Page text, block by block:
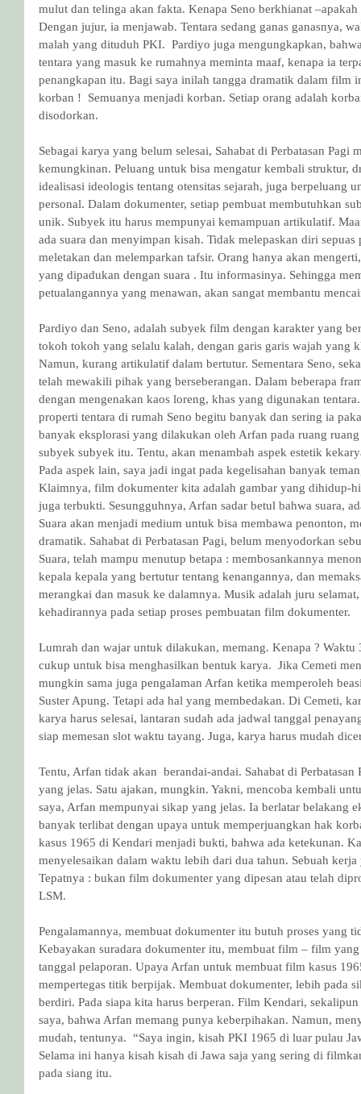
mulut dan telinga akan fakta. Kenapa Seno berkhianat
Dengan jujur, ia menjawab. Tentara sedang ganas ganasnya,
malah yang dituduh PKI.  Pardiyo juga mengungkapkan,
tentara yang masuk ke rumahnya meminta maaf, kenapa ia
penangkapan itu. Bagi saya inilah tangga dramatik dalam film
korban !  Semuanya menjadi korban. Setiap orang adalah
disodorkan.
Sebagai karya yang belum selesai, Sahabat di Perbatasan Pagi
kemungkinan. Peluang untuk bisa mengatur kembali struktur,
idealisasi ideologis tentang otensitas sejarah, juga berpeluang
personal. Dalam dokumenter, setiap pembuat membutuhkan
unik. Subyek itu harus mempunyai kemampuan artikulatif.
ada suara dan menyimpan kisah. Tidak melepaskan diri
meletakan dan melemparkan tafsir. Orang hanya akan
yang dipadukan dengan suara . Itu informasinya. Sehingga
petualangannya yang menawan, akan sangat membantu
Pardiyo dan Seno, adalah subyek film dengan karakter yang
tokoh tokoh yang selalu kalah, dengan garis garis wajah
Namun, kurang artikulatif dalam bertutur. Sementara Seno,
telah mewakili pihak yang berseberangan. Dalam beberapa
dengan mengenakan kaos loreng, khas yang digunakan
properti tentara di rumah Seno begitu banyak dan sering ia
banyak eksplorasi yang dilakukan oleh Arfan pada ruang
subyek subyek itu. Tentu, akan menambah aspek estetik
Pada aspek lain, saya jadi ingat pada kegelisahan banyak
Klaimnya, film dokumenter kita adalah gambar yang dihidup-
juga terbukti. Sesungguhnya, Arfan sadar betul bahwa suara,
Suara akan menjadi medium untuk bisa membawa penonton,
dramatik. Sahabat di Perbatasan Pagi, belum menyodorkan
Suara, telah mampu menutup betapa : membosankannya
kepala kepala yang bertutur tentang kenangannya, dan
merangkai dan masuk ke dalamnya. Musik adalah juru
kehadirannya pada setiap proses pembuatan film dokumenter.
Lumrah dan wajar untuk dilakukan, memang. Kenapa ?
cukup untuk bisa menghasilkan bentuk karya.  Jika Cemeti
mungkin sama juga pengalaman Arfan ketika memperoleh
Suster Apung. Tetapi ada hal yang membedakan. Di Cemeti,
karya harus selesai, lantaran sudah ada jadwal tanggal
siap memesan slot waktu tayang. Juga, karya harus mudah
Tentu, Arfan tidak akan  berandai-andai. Sahabat di
yang jelas. Satu ajakan, mungkin. Yakni, mencoba kembali
saya, Arfan mempunyai sikap yang jelas. Ia berlatar belakang
banyak terlibat dengan upaya untuk memperjuangkan hak
kasus 1965 di Kendari menjadi bukti, bahwa ada ketekunan.
menyelesaikan dalam waktu lebih dari dua tahun. Sebuah
Tepatnya : bukan film dokumenter yang dipesan atau telah
LSM.
Pengalamannya, membuat dokumenter itu butuh proses yang
Kebayakan suradara dokumenter itu, membuat film – film
tanggal pelaporan. Upaya Arfan untuk membuat film kasus
mempertegas titik berpijak. Membuat dokumenter, lebih pada
berdiri. Pada siapa kita harus berperan. Film Kendari,
saya, bahwa Arfan memang punya keberpihakan. Namun,
mudah, tentunya.  “Saya ingin, kisah PKI 1965 di luar pulau
Selama ini hanya kisah kisah di Jawa saja yang sering di
pada siang itu.